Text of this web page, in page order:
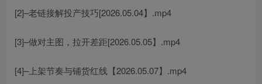
[2]–老链接解投产技巧[2026.05.04】.mp4
[3]–做对主图，拉开差距[2026.05.05】.mp4
[4]–上架节奏与铺货红线【2026.05.07】.mp4